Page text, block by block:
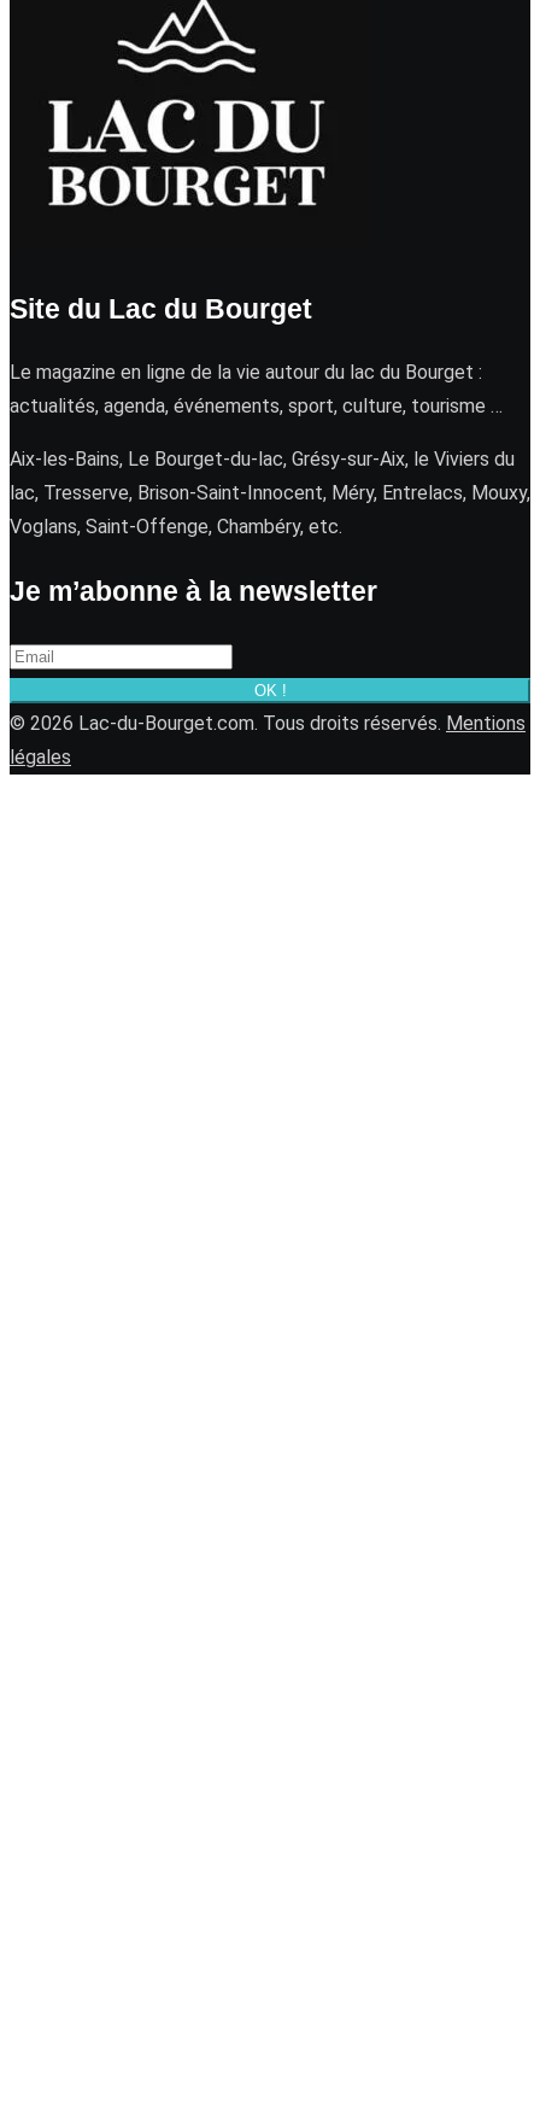
Site du Lac du Bourget
Le magazine en ligne de la vie autour du lac du Bourget :
actualités, agenda, événements, sport, culture, tourisme …
Aix-les-Bains, Le Bourget-du-lac, Grésy-sur-Aix, le Viviers du
lac, Tresserve, Brison-Saint-Innocent, Méry, Entrelacs, Mouxy,
Voglans, Saint-Offenge, Chambéry, etc.
Je m’abonne à la newsletter
OK !
© 2026 Lac-du-Bourget.com. Tous droits réservés. Mentions
légales